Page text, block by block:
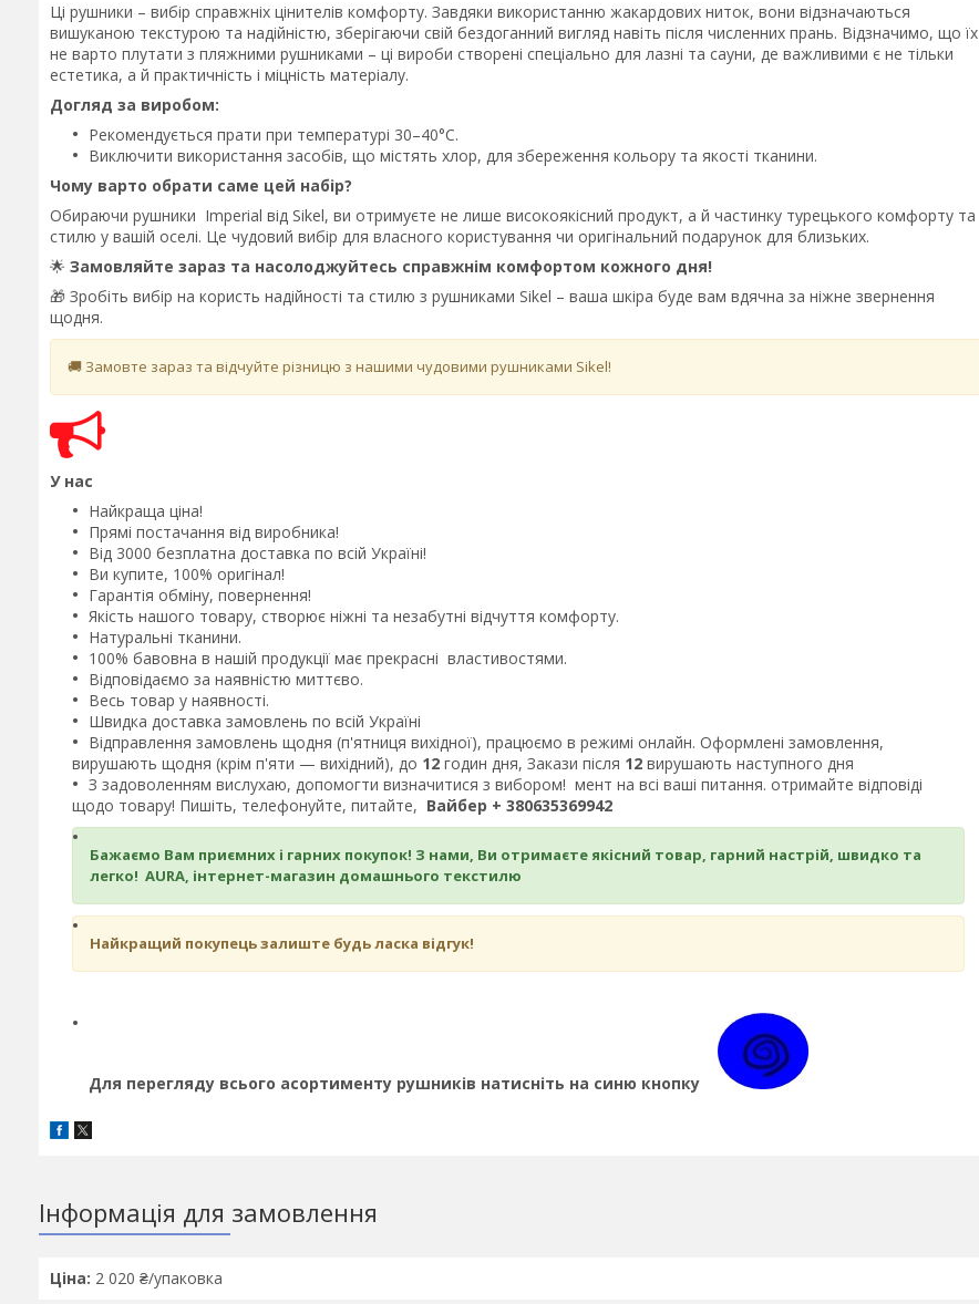
Ці рушники – вибір справжніх цінителів комфорту. Завдяки використанню жакардових ниток, вони відзначаються
вишуканою текстурою та надійністю, зберігаючи свій бездоганний вигляд навіть після численних прань. Відзначимо, що їх
не варто плутати з пляжними рушниками – ці вироби створені спеціально для лазні та сауни, де важливими є не тільки
естетика, а й практичність і міцність матеріалу.
Догляд за виробом:
Рекомендується прати при температурі 30–40°C.
Виключити використання засобів, що містять хлор, для збереження кольору та якості тканини.
Чому варто обрати саме цей набір?
Обираючи рушники Imperial від Sikel, ви отримуєте не лише високоякісний продукт, а й частинку турецького комфорту та
стилю у вашій оселі. Це чудовий вибір для власного користування чи оригінальний подарунок для близьких.
🌟 Замовляйте зараз та насолоджуйтесь справжнім комфортом кожного дня!
🎁 Зробіть вибір на користь надійності та стилю з рушниками Sikel – ваша шкіра буде вам вдячна за ніжне звернення
щодня.
🚚 Замовте зараз та відчуйте різницю з нашими чудовими рушниками Sikel!
У нас
Найкраща ціна!
Прямі постачання від виробника!
Від 3000 безплатна доставка по всій Україні!
Ви купите, 100% оригінал!
Гарантія обміну, повернення!
Якість нашого товару, створює ніжні та незабутні відчуття комфорту.
Натуральні тканини.
100% бавовна в нашій продукції має прекрасні властивостями.
Відповідаємо за наявністю миттєво.
Весь товар у наявності.
Швидка доставка замовлень по всій Україні
Відправлення замовлень щодня (п'ятниця вихідної), працюємо в режимі онлайн. Оформлені замовлення,
вирушають щодня (крім п'яти — вихідний), до 12 годин дня, Закази після 12 вирушають наступного дня
З задоволенням вислухаю, допомогти визначитися з вибором! мент на всі ваші питання. отримайте відповіді
щодо товару! Пишіть, телефонуйте, питайте, Вайбер + 380635369942
Бажаємо Вам приємних і гарних покупок! З нами, Ви отримаєте якісний товар, гарний настрій, швидко та
легко! AURA, інтернет-магазин домашнього текстилю
Найкращий покупець залиште будь ласка відгук!
Для перегляду всього асортименту рушників натисніть на синю кнопку
Інформація для замовлення
Ціна: 2 020 ₴/упаковка